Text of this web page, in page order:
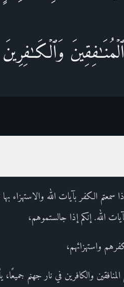
الكفر بآيات الله والاستهزاء بها
الله. إنكم إذا جالستموهم،
واستهزائهم،
والكافرين في نار جهنم